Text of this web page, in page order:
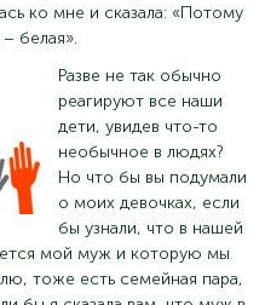
ко мне и сказала: «Потому
белая».
Разве не так обычно
реагируют все наши
дети, увидев что-то
необычное в людях?
Но что бы вы подумали
о моих девочках, если
бы узнали, что в нашей
мой муж и которую мы
тоже есть семейная пара,